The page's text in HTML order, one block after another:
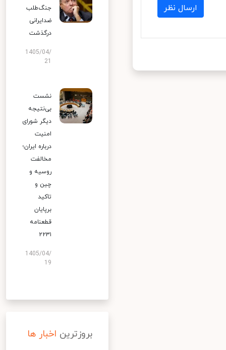
ارسال نظر
جنگ‌طلب
ضدایرانی
درگذشت
1405/04/
نشست
بی‌نتیجه
دیگر شورای
امنیت
درباره ایران؛
مخالفت
روسیه و
چین و
تاکید
برپایان
قطعنامه
۲۲۳۱
1405/04/
19
بروزترین اخبار ها